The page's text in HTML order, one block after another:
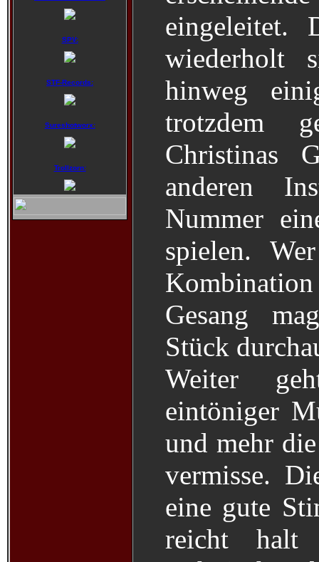
SPV:
STF-Records:
Sureshotworx:
Trollzorn:
eingeleitet.
wiederholt
hinweg
trotzdem
Christinas
anderen
Nummer
spielen.
Gesang
Stück
Weiter
eintöniger
und mehr
vermisse.
eine gute
reicht halt